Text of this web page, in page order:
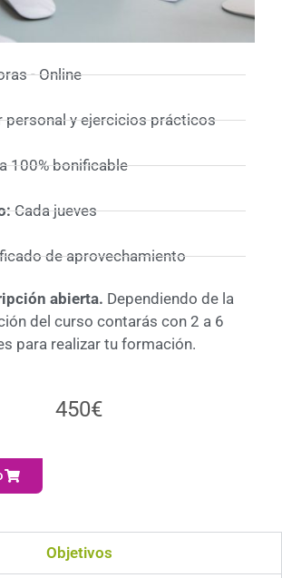
- Online
personal y ejercicios prácticos
100% bonificable
Cada jueves
de aprovechamiento
abierta. Dependiendo de la
del curso contarás con 2 a 6
para realizar tu formación.
450€
Objetivos